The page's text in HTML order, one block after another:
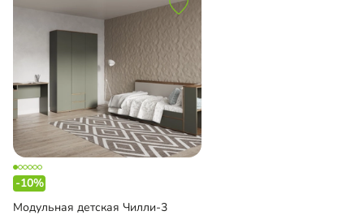
-10%
Модульная детская Чилли-3